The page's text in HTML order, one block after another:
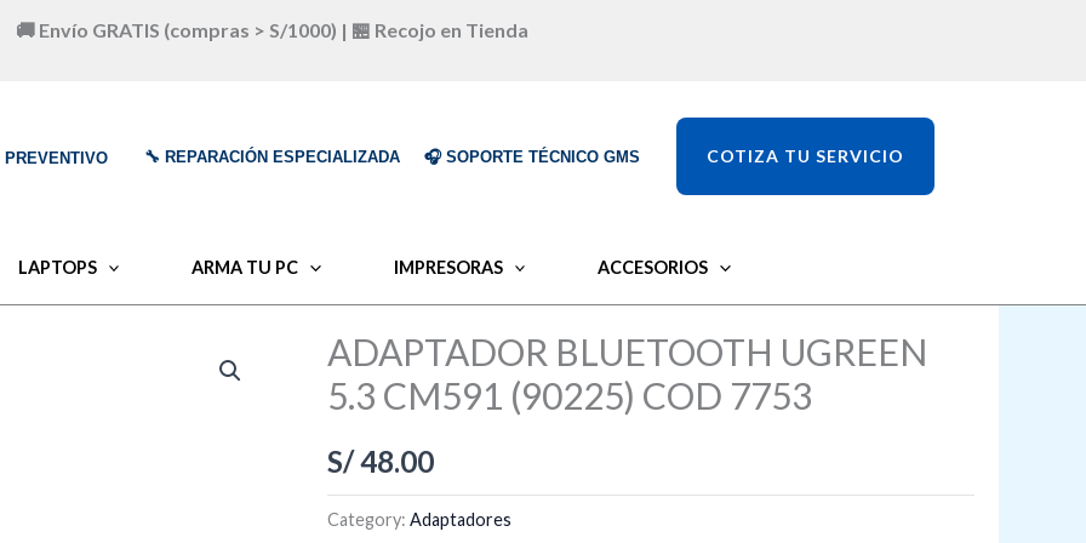
🚚 Envío GRATIS (compras > S/1000) | 🏪 Recojo en Tienda
🔧 REPARACIÓN ESPECIALIZADA 🎧 SOPORTE TÉCNICO GMS COTIZA TU SERVICIO
LAPTOPS ARMA TU PC IMPRESORAS ACCESORIOS
ADAPTADOR BLUETOOTH UGREEN
5.3 CM591 (90225) COD 7753
S/48.00
Category:Adaptadores